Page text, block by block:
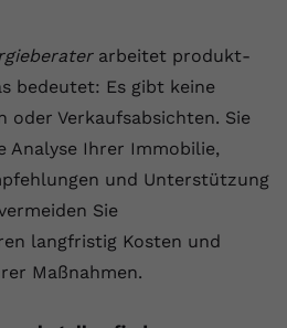
arbeitet produkt-
bedeutet: Es gibt keine
oder Verkaufsabsichten. Sie
Analyse Ihrer Immobilie,
und Unterstützung
Sie
langfristig Kosten und
Maßnahmen.